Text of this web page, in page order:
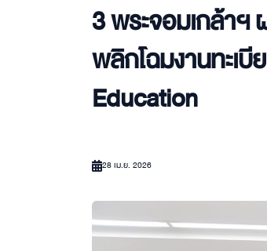
3 พระจอมเกล้าฯ
พลิกโฉมงานทะเ
Education
28 เม.ย. 2026